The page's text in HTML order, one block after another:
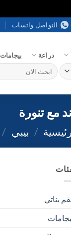
التواصل واتساب
دراعة بيجامات
البحث
عن:
مع تنورة
/ بيبي /
بناتي